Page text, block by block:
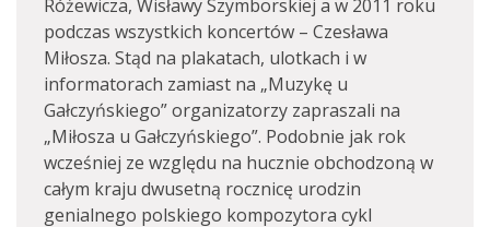
Różewicza, Wisławy Szymborskiej a w 2011 roku
podczas wszystkich koncertów – Czesława
Miłosza. Stąd na plakatach, ulotkach i w
informatorach zamiast na „Muzykę u
Gałczyńskiego” organizatorzy zapraszali na
„Miłosza u Gałczyńskiego”. Podobnie jak rok
wcześniej ze względu na hucznie obchodzoną w
całym kraju dwusetną rocznicę urodzin
genialnego polskiego kompozytora cykl